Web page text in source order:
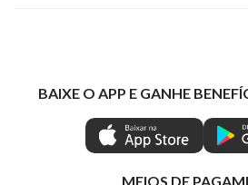
Painel de Privacidade
Gestão de Preferências
IND CASHBACK
Trocas e Devoluções
Regulamentos
Seja Um Revendedor
Shop by WhatsApp Individual
BAIXE O APP E GANHE
MEIOS DE